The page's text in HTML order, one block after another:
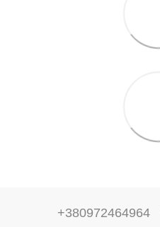
+380972464964